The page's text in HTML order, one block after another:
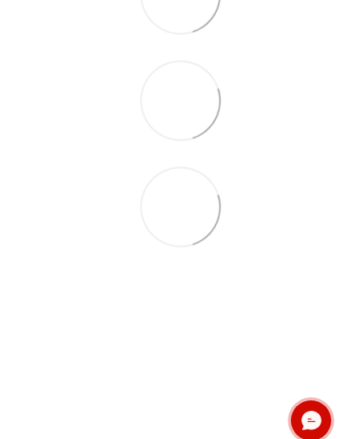
© ЕКСПЕРТ-МАРКЕТ – ОФІЦІЙНИЙ ПРЕДСТАВНИК
OUTWELL, EASY CAMP, BRENNENSTUHL, KREATOR,
ОНЛАЙН ЧАТ